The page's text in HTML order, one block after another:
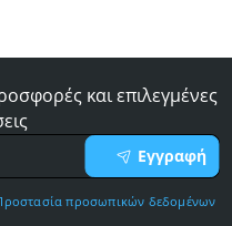
και επιλεγμένες
Εγγραφή
προσωπικών δεδομένων